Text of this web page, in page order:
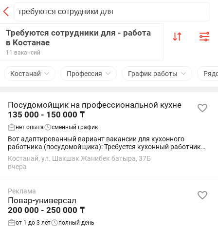
Требуются сотрудники для - работа
в Костанае
11 вакансий
Костанай Профессия График работы
Посудомойщик на профессиональной кухне
135 000 - 150 000 ₸
нет опыта сменный график
Вот адаптированный вариант вакансии для кухонного
работника (посудомойщика): Требуется кухонный работник
(посудомойщик)! 🍽️ В детский развлекательный центр Мы
предлагаем: График работы: 2/2 ...
Костанай, ул. Шакшак Жанибек батыра, 37Б
вчера
Реклама
Повар-универсал
200 000 - 250 000 ₸
от 1 до 3 лет полный день